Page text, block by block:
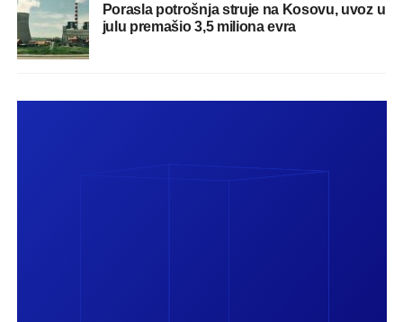
Porasla potrošnja struje na Kosovu, uvoz u
julu premašio 3,5 miliona evra